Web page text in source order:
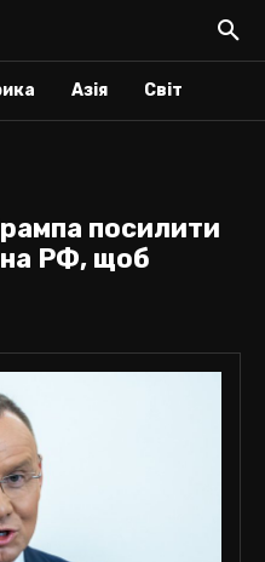
Азія Світ
посилити
на РФ, щоб